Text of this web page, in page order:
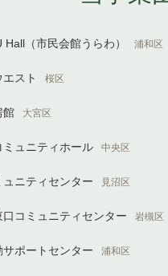
Hall（市民会館うらわ） 浦和区
スト 桜区
館 大宮区
ミュニティホール 中央区
ュニティセンター 見沼区
口コミュニティセンター 岩槻区
サポートセンター 浦和区